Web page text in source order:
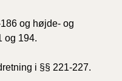
og højde- og
og 194.
i §§ 221-227.